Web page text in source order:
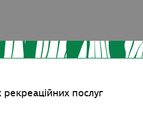
послуг